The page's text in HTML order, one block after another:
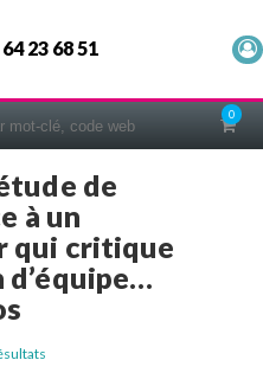
23 68 51
0
de
à un
qui critique